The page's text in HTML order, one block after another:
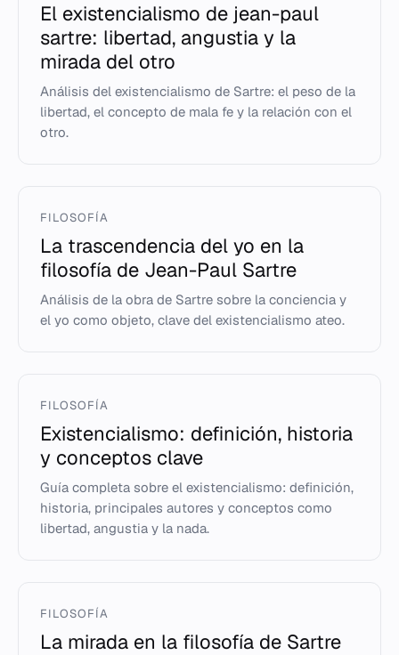
El existencialismo de jean-paul
sartre: libertad, angustia y la
mirada del otro
Análisis del existencialismo de Sartre: el peso de la
libertad, el concepto de mala fe y la relación con el
otro.
FILOSOFÍA
La trascendencia del yo en la
filosofía de Jean-Paul Sartre
Análisis de la obra de Sartre sobre la conciencia y
el yo como objeto, clave del existencialismo ateo.
FILOSOFÍA
Existencialismo: definición, historia
y conceptos clave
Guía completa sobre el existencialismo: definición,
historia, principales autores y conceptos como
libertad, angustia y la nada.
FILOSOFÍA
La mirada en la filosofía de Sartre